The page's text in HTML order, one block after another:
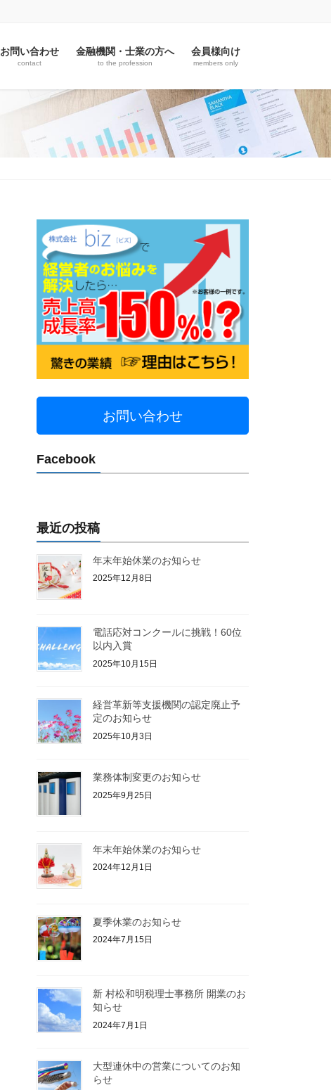
お問い合わせ
contact
金融機関・士業の方へ
to the profession
会員様向け
members only
お問い合わせ
Facebook
最近の投稿
年末年始休業のお知らせ
2025年12月8日
電話応対コンクールに挑戦！60位
以内入賞
2025年10月15日
経営革新等支援機関の認定廃止予
定のお知らせ
2025年10月3日
業務体制変更のお知らせ
2025年9月25日
年末年始休業のお知らせ
2024年12月1日
夏季休業のお知らせ
2024年7月15日
新 村松和明税理士事務所 開業のお
知らせ
2024年7月1日
大型連休中の営業についてのお知
らせ